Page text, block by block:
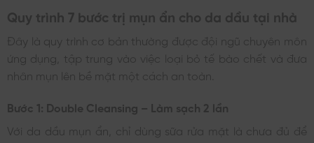
Quy trình 7 bước trị mụn ẩn cho da dầu tại nhà
Đây là quy trình cơ bản thường được đội ngũ chuyên môn
ứng dụng, tập trung vào việc loại bỏ tế bào chết và đưa
nhân mụn lên bề mặt một cách an toàn.
Bước 1: Double Cleansing – Làm sạch 2 lần
Với da dầu mụn ẩn, chỉ dùng sữa rửa mặt là chưa đủ để